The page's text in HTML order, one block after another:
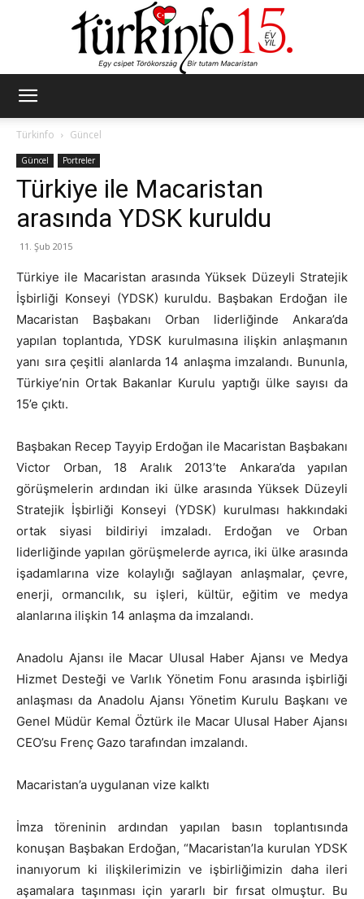
Türkinfo
Güncel
Güncel Portreler
Türkiye ile Macaristan
arasında YDSK kuruldu
11. Şub 2015
Türkiye ile Macaristan arasında Yüksek Düzeyli Stratejik
İşbirliği Konseyi (YDSK) kuruldu. Başbakan Erdoğan ile
Macaristan Başbakanı Orban liderliğinde Ankara’da
yapılan toplantıda, YDSK kurulmasına ilişkin anlaşmanın
yanı sıra çeşitli alanlarda 14 anlaşma imzalandı. Bununla,
Türkiye’nin Ortak Bakanlar Kurulu yaptığı ülke sayısı da
15’e çıktı.
Başbakan Recep Tayyip Erdoğan ile Macaristan Başbakanı
Victor Orban, 18 Aralık 2013’te Ankara’da yapılan
görüşmelerin ardından iki ülke arasında Yüksek Düzeyli
Stratejik İşbirliği Konseyi (YDSK) kurulması hakkındaki
ortak siyasi bildiriyi imzaladı. Erdoğan ve Orban
liderliğinde yapılan görüşmelerde ayrıca, iki ülke arasında
işadamlarına vize kolaylığı sağlayan anlaşmalar, çevre,
enerji, ormancılık, su işleri, kültür, eğitim ve medya
alanlarına ilişkin 14 anlaşma da imzalandı.
Anadolu Ajansı ile Macar Ulusal Haber Ajansı ve Medya
Hizmet Desteği ve Varlık Yönetim Fonu arasında işbirliği
anlaşması da Anadolu Ajansı Yönetim Kurulu Başkanı ve
Genel Müdür Kemal Öztürk ile Macar Ulusal Haber Ajansı
CEO’su Frenç Gazo tarafından imzalandı.
Macaristan’a uygulanan vize kalktı
İmza töreninin ardından yapılan basın toplantısında
konuşan Başbakan Erdoğan, “Macaristan’la kurulan YDSK
inanıyorum ki ilişkilerimizin ve işbirliğimizin daha ileri
aşamalara taşınması için yararlı bir fırsat olmuştur. Bu